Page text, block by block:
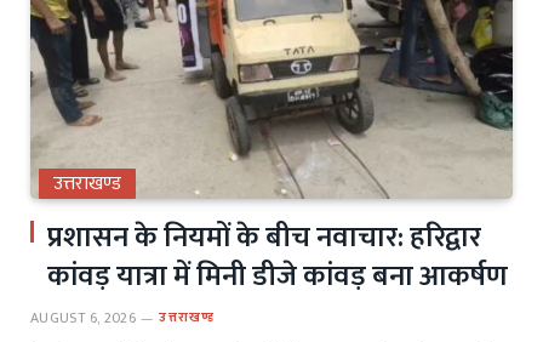
उत्तराखण्ड
प्रशासन के नियमों के बीच नवाचार: हरिद्वार
कांवड़ यात्रा में मिनी डीजे कांवड़ बना आकर्षण
AUGUST 6, 2026 उत्तराखण्ड